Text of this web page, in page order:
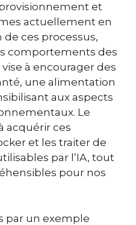
et
actuellement en
ces processus,
comportements des
à encourager des
une alimentation
aux aspects
Le
acquérir ces
et les traiter de
par l’IA, tout
pour nos
par un exemple